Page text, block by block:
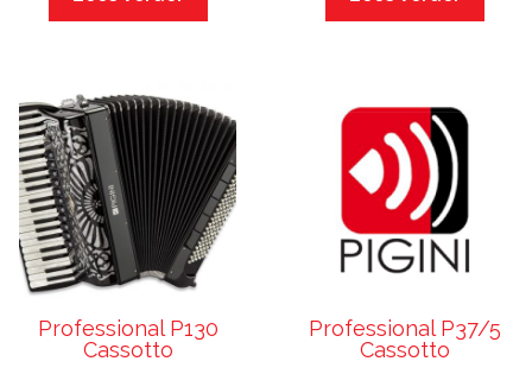
Professional P130
Cassotto
Professional P37/5
Cassotto